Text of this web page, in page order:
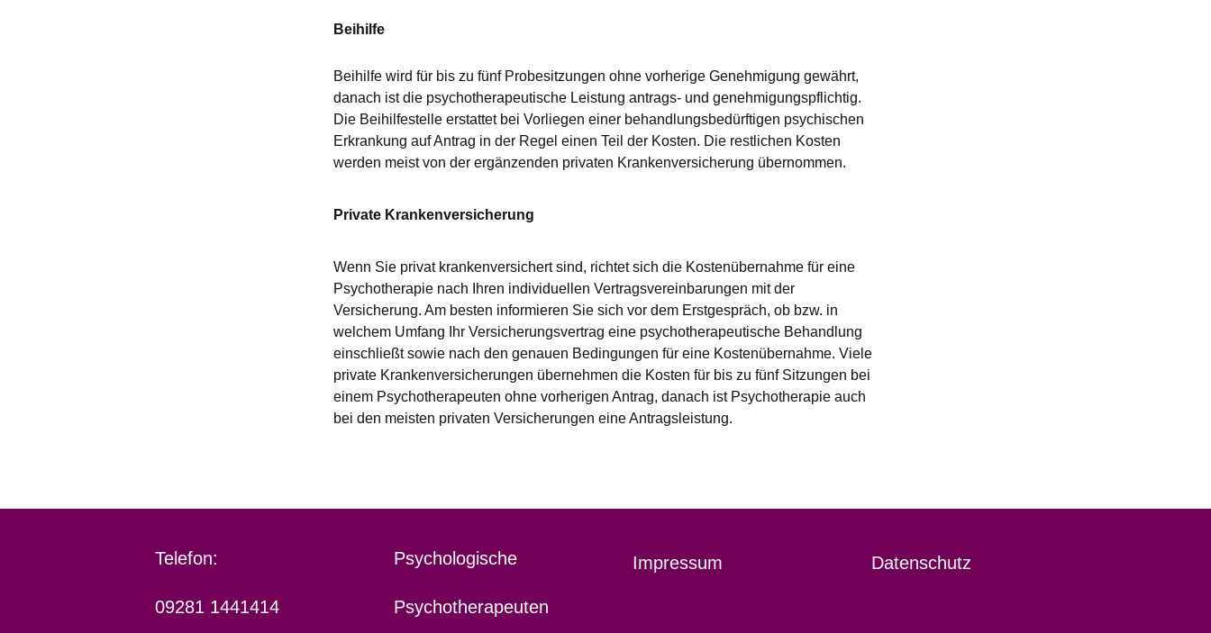
Beihilfe
Beihilfe wird für bis zu fünf Probesitzungen ohne vorherige Genehmigung gewährt,
danach ist die psychotherapeutische Leistung antrags- und genehmigungspflichtig.
Die Beihilfestelle erstattet bei Vorliegen einer behandlungsbedürftigen psychischen
Erkrankung auf Antrag in der Regel einen Teil der Kosten. Die restlichen Kosten
werden meist von der ergänzenden privaten Krankenversicherung übernommen.
Private Krankenversicherung
Wenn Sie privat krankenversichert sind, richtet sich die Kostenübernahme für eine
Psychotherapie nach Ihren individuellen Vertragsvereinbarungen mit der
Versicherung. Am besten informieren Sie sich vor dem Erstgespräch, ob bzw. in
welchem Umfang Ihr Versicherungsvertrag eine psychotherapeutische Behandlung
einschließt sowie nach den genauen Bedingungen für eine Kostenübernahme. Viele
private Krankenversicherungen übernehmen die Kosten für bis zu fünf Sitzungen bei
einem Psychotherapeuten ohne vorherigen Antrag, danach ist Psychotherapie auch
bei den meisten privaten Versicherungen eine Antragsleistung.
Telefon:
09281 1441414
Psychologische
Psychotherapeuten
Impressum Datenschutz